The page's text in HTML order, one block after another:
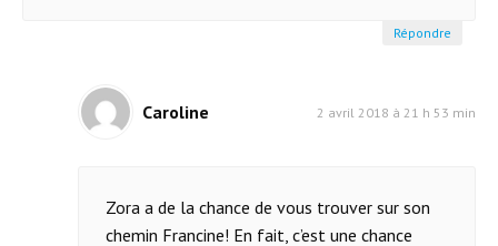
Répondre
Caroline 2 avril 2018 à 21 h 53 min
Zora a de la chance de vous trouver sur son
chemin Francine! En fait, c’est une chance